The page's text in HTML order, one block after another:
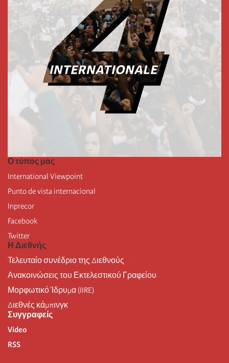
Ο τύπος μας
International Viewpoint
Punto de vista internacional
Inprecor
Facebook
Twitter
Η Διεθνής
Τελευταίο συνέδριο της Διεθνούς
Ανακοινώσεις του Εκτελεστικού Γραφείου
Μορφωτικό Ίδρυμα (IIRE)
Διεθνές κάμπινγκ
Συγγραφείς
Video
RSS